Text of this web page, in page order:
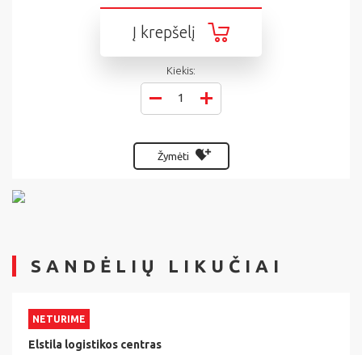
Į krepšelį
Kiekis:
Žymėti
SANDĖLIŲ LIKUČIAI
NETURIME
Elstila logistikos centras